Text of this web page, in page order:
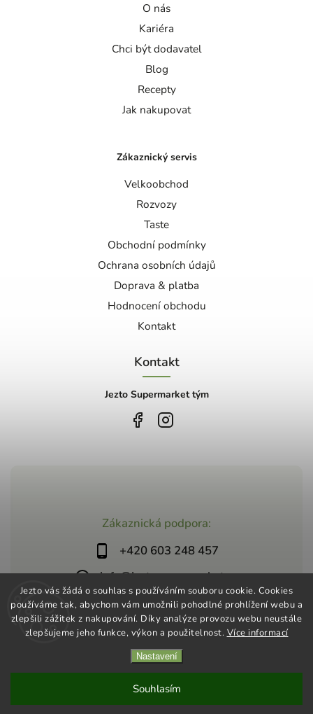
Jezto vás žádá o souhlas s používáním souboru cookie. Cookies
používáme tak, abychom vám umožnili pohodlné prohlížení webu a
zlepšili zážitek z nakupování. Díky analýze provozu webu neustále
zlepšujeme jeho funkce, výkon a použitelnost. Více informací
Nastavení
Souhlasím
Zákaznická podpora:
+420 603 248 457
info@jeztosupermarket.cz
O nás
Kariéra
Chci být dodavatel
Blog
Recepty
Jak nakupovat
Zákaznický servis
Velkoobchod
Rozvozy
Taste
Obchodní podmínky
Ochrana osobních údajů
Doprava & platba
Hodnocení obchodu
Kontakt
Kontakt
Jezto Supermarket tým
Shoptet| Design